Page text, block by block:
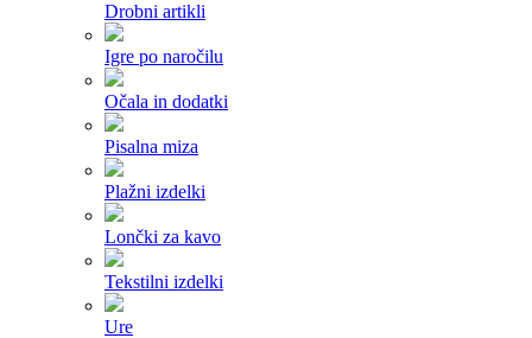
Drobni artikli
Igre po naročilu
Očala in dodatki
Pisalna miza
Plažni izdelki
Lončki za kavo
Tekstilni izdelki
Ure